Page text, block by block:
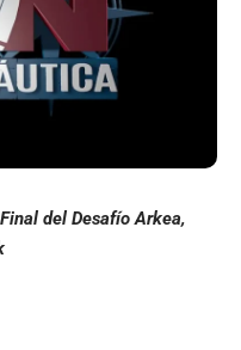
del Desafío Arkea,